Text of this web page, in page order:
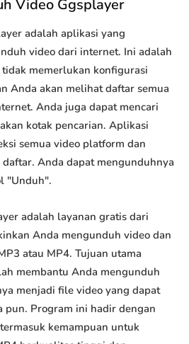
Video Ggsplayer
adalah aplikasi yang
video dari internet. Ini adalah
memerlukan konfigurasi
Anda akan melihat daftar semua
Anda juga dapat mencari
kotak pencarian. Aplikasi
semua video platform dan
Anda dapat mengunduhnya
"Unduh".
adalah layanan gratis dari
Anda mengunduh video dan
atau MP4. Tujuan utama
membantu Anda mengunduh
menjadi file video yang dapat
pun. Program ini hadir dengan
kemampuan untuk